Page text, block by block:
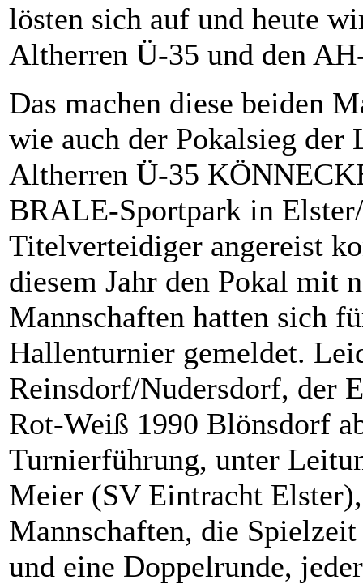
lösten sich auf und heute
Altherren Ü-35 und den
Das machen diese beiden
wie auch der Pokalsieg
Altherren Ü-35
BRALE-Sportpark in
Titelverteidiger angereist
diesem Jahr den Pokal mit
Mannschaften hatten sich
Hallenturnier gemeldet.
Reinsdorf/Nudersdorf, der
Rot-Weiß 1990 Blönsdorf
Turnierführung, unter
Meier (SV Eintracht
Mannschaften, die
und eine Doppelrunde,